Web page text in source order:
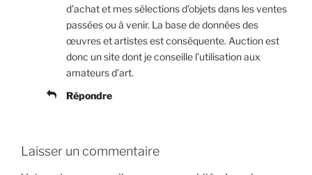
d’achat et mes sélections d’objets dans les ventes
passées ou à venir. La base de données des
œuvres et artistes est conséquente. Auction est
donc un site dont je conseille l’utilisation aux
amateurs d’art.
Répondre
Laisser un commentaire